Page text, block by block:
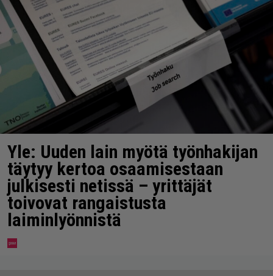
Yle: Uuden lain myötä työnhakijan
täytyy kertoa osaamisestaan
julkisesti netissä – yrittäjät
toivovat rangaistusta
laiminlyönnistä